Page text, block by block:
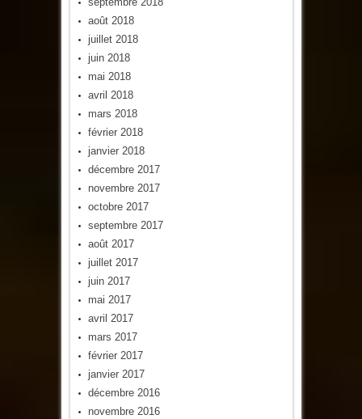
août 2018
juillet 2018
juin 2018
mai 2018
avril 2018
mars 2018
février 2018
janvier 2018
décembre 2017
novembre 2017
octobre 2017
septembre 2017
août 2017
juillet 2017
juin 2017
mai 2017
avril 2017
mars 2017
février 2017
janvier 2017
décembre 2016
novembre 2016